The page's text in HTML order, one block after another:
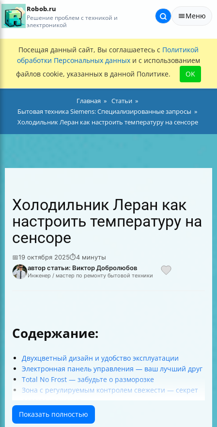
Robob.ru
Решение проблем с техникой и
электроникой
Меню
Посещая данный сайт, Вы соглашаетесь с Политикой
обработки Персональных данных и с использованием
файлов cookie, указанных в данной Политике.
OK
Главная
Статьи
Бытовая техника Siemens: Специализированные запросы
Холодильник Леран как настроить температуру на сенсоре
Холодильник Леран как
настроить температуру на
сенсоре
📅19 октября 2025⏱4 минуты
автор статьи: Виктор Добролюбов
Инженер / мастер по ремонту бытовой техники
Содержание:
Двухцветный дизайн и удобство эксплуатации
Электронная панель управления — ваш лучший друг
Total No Frost — забудьте о разморозке
Зона с регулируемым контролем свежести — секрет
Полка-трансформер — оптимизация пространства
Функция суперзаморозки — быстрый холод для
Показать полностью